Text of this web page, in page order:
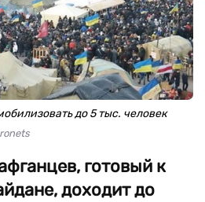
до 5 тыс. человек
готовый к
доходит до